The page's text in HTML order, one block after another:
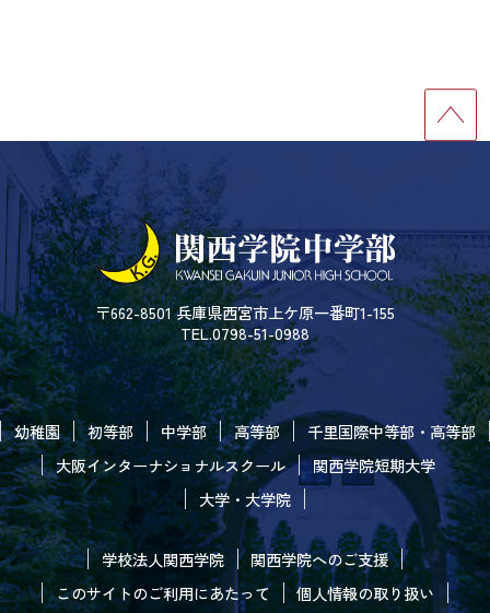
〒662-8501 兵庫県西宮市上ケ原一番町1-155
TEL.0798-51-0988
幼稚園 初等部 中学部 高等部
千里国際中等部・高等部
大阪インターナショナルスクール
関西学院短期大学
大学・大学院
学校法人関西学院
関西学院へのご支援
このサイトのご利用にあたって
個人情報の取り扱い